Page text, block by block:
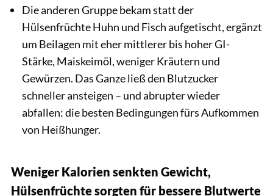
Die anderen Gruppe bekam statt der
Hülsenfrüchte Huhn und Fisch aufgetischt, ergänzt
um Beilagen mit eher mittlerer bis hoher GI-
Stärke, Maiskeimöl, weniger Kräutern und
Gewürzen. Das Ganze ließ den Blutzucker
schneller ansteigen – und abrupter wieder
abfallen: die besten Bedingungen fürs Aufkommen
von Heißhunger.
Weniger Kalorien senkten Gewicht,
Hülsenfrüchte sorgten für bessere Blutwerte